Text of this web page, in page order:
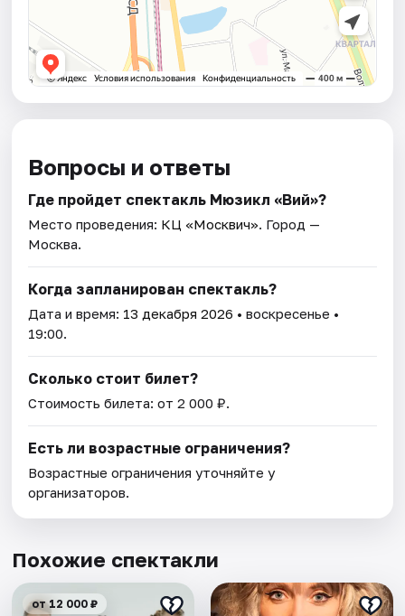
Вопросы и ответы
Где пройдет спектакль Мюзикл «Вий»?
Место проведения: КЦ «Москвич». Город —
Москва.
Когда запланирован спектакль?
Дата и время: 13 декабря 2026 • воскресенье •
19:00.
Сколько стоит билет?
Стоимость билета: от 2 000 ₽.
Есть ли возрастные ограничения?
Возрастные ограничения уточняйте у
организаторов.
Похожие спектакли
от 12 000 ₽